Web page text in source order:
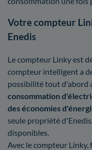
Votre compteur
Enedis
Le compteur Linky est
compteur intelligent a
possibilité tout d'abord
consommation
des économies
seule propriété
disponibles.
Avec le compteur